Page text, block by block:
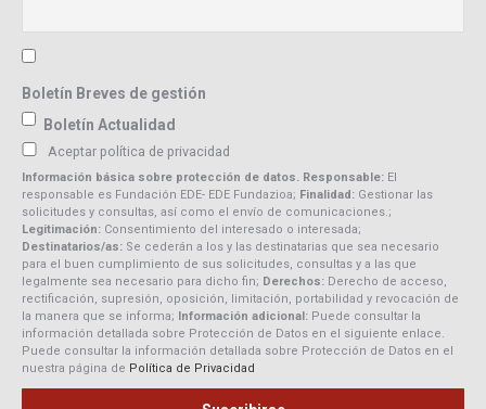
Boletín Breves de gestión
Boletín Actualidad
Aceptar política de privacidad
Información básica sobre protección de datos. Responsable: El
responsable es Fundación EDE- EDE Fundazioa; Finalidad: Gestionar las
solicitudes y consultas, así como el envío de comunicaciones.;
Legitimación: Consentimiento del interesado o interesada;
Destinatarios/as: Se cederán a los y las destinatarias que sea necesario
para el buen cumplimiento de sus solicitudes, consultas y a las que
legalmente sea necesario para dicho fin; Derechos: Derecho de acceso,
rectificación, supresión, oposición, limitación, portabilidad y revocación de
la manera que se informa;
Información adicional: Puede consultar la
información detallada sobre Protección de Datos en el siguiente enlace.
Puede consultar la información detallada sobre Protección de Datos en el
nuestra página de Política de Privacidad